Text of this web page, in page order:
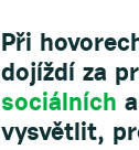
Při
dojíždí za
sociálních a
vysvětlit,